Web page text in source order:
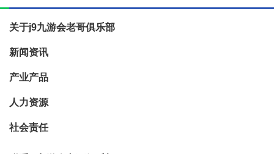
关于j9九游会老哥俱乐部
新闻资讯
产业产品
人力资源
社会责任